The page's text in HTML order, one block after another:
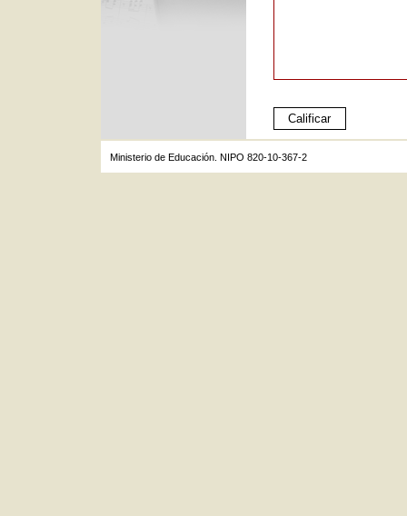
Ministerio de Educación. NIPO 820-10-367-2